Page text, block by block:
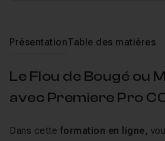
PrésentationTable des matières
Le Flou de Bougé ou
avec Premiere Pro
Dans cette formation en ligne,